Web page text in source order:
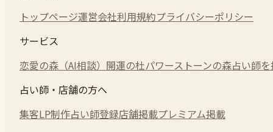
トップページ運営会社利用規約プライバシーポリシー
サービス
恋愛の森（AI相談） 開運の杜パワーストーンの森占い師
占い師・店舗の方へ
集客LP制作占い師登録店舗掲載プレミアム掲載